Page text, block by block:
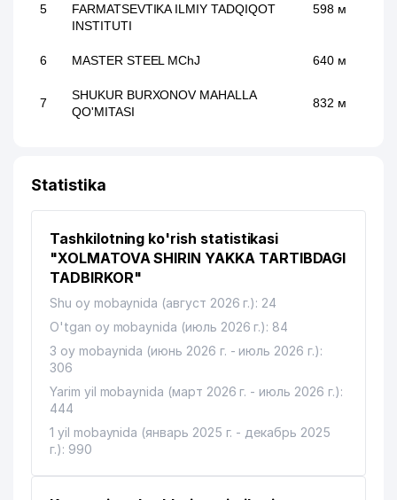
5
FARMATSEVTIKA ILMIY TADQIQOT
INSTITUTI
598 м
6 MASTER STEEL MChJ 640 м
7
SHUKUR BURXONOV MAHALLA
QO'MITASI
832 м
Statistika
Tashkilotning ko'rish statistikasi
"XOLMATOVA SHIRIN YAKKA TARTIBDAGI
TADBIRKOR"
Shu oy mobaynida (август 2026 г.): 24
O'tgan oy mobaynida (июль 2026 г.): 84
3 oy mobaynida (июнь 2026 г. - июль 2026 г.):
306
Yarim yil mobaynida (март 2026 г. - июль 2026 г.):
444
1 yil mobaynida (январь 2025 г. - декабрь 2025
г.): 990